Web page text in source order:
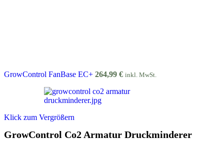
GrowControl FanBase EC+ 264,99 € inkl. MwSt.
Klick zum Vergrößern
GrowControl Co2 Armatur Druckminderer